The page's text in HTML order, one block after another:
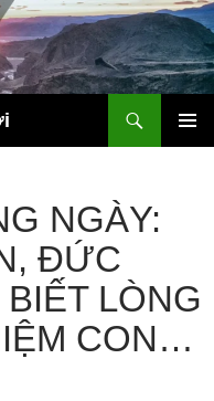
NGÀY:
ĐỨC
LÒNG
CON…